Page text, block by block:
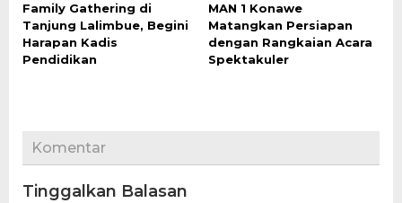
Family Gathering di
Tanjung Lalimbue, Begini
Harapan Kadis
Pendidikan
MAN 1 Konawe
Matangkan Persiapan
dengan Rangkaian Acara
Spektakuler
Komentar
Tinggalkan Balasan